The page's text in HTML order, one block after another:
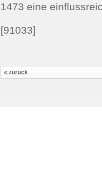
1473 eine
[91033]
« zurück